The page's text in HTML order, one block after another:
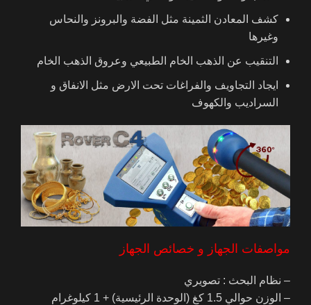
كشف المعادن الثمينة مثل الفضة والبرونز والنحاس
وغيرها
التنقيب عن الذهب الخام الطبيعي وعروق الذهب الخام
ايجاد التجاويف والفراغات تحت الارض مثل الانفاق و
السراديب والكهوف
مواصفات الجهاز و خصائص الجهاز
– نظام البحث : تصويري
– الوزن حوالي 1.5 كغ (الوحدة الرئيسية) + 1 كيلوغرام